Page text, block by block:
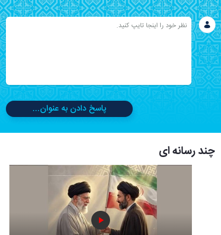
پاسخ دادن به عنوان...
چند رسانه ای